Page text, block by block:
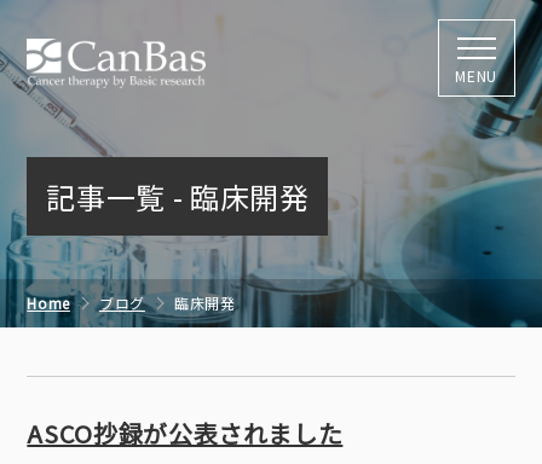
株式会社キャン
MENU
記事一覧 - 臨床開発
Home ブログ 臨床開発
ASCO抄録が公表されました